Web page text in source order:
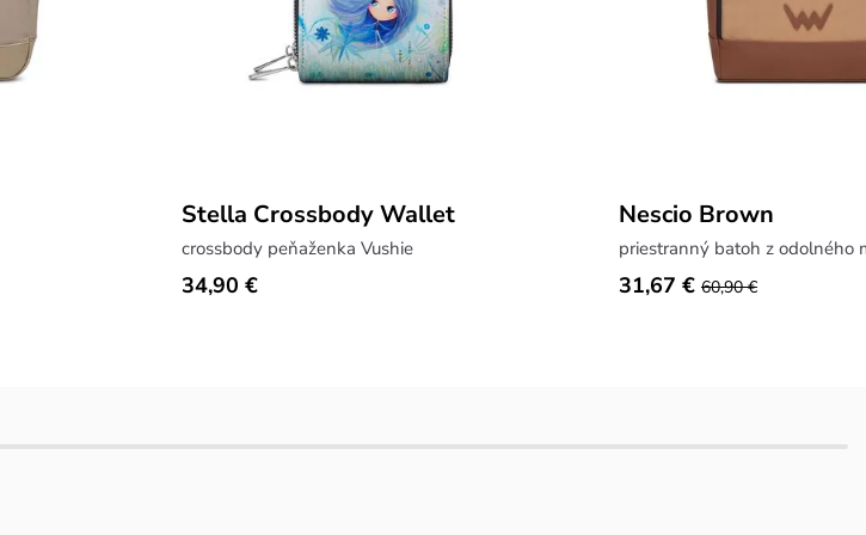
Stella Crossbody Wallet
crossbody peňaženka Vushie
34,90 €
Nescio Brown
priestranný batoh z odolného
31,67 € 60,90 €